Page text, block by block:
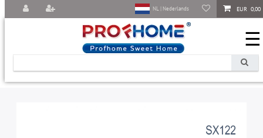
EUR 0,00
NL | Nederlands
☰